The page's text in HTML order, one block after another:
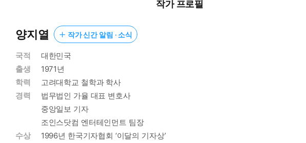
작가 프로필
양지열 작가 신간 알림 · 소식
국적
대한민국
출생
1971년
학력
고려대학교 철학과 학사
경력
법무법인 가율 대표 변호사
중앙일보 기자
조인스닷컴 엔터테인먼트 팀장
수상
1996년 한국기자협회 ‘이달의 기자상’